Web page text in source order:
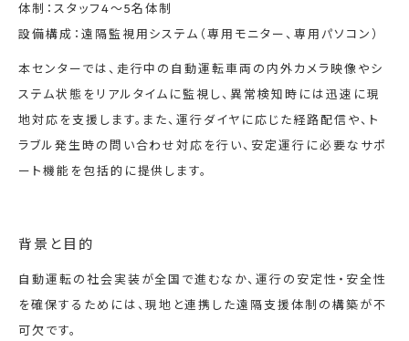
体制：スタッフ4～5名体制
設備構成：遠隔監視用システム（専用モニター、専用パソコン）
本センターでは、走行中の自動運転車両の内外カメラ映像やシ
ステム状態をリアルタイムに監視し、異常検知時には迅速に現
地対応を支援します。また、運行ダイヤに応じた経路配信や、ト
ラブル発生時の問い合わせ対応を行い、安定運行に必要なサポ
ート機能を包括的に提供します。
背景と目的
自動運転の社会実装が全国で進むなか、運行の安定性・安全性
を確保するためには、現地と連携した遠隔支援体制の構築が不
可欠です。